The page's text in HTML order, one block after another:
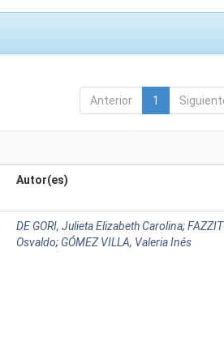
Anterior 1
Autor(es)
DE GORI, Julieta Elizabeth Carolina;
Osvaldo; GÓMEZ VILLA, Valeria Inés